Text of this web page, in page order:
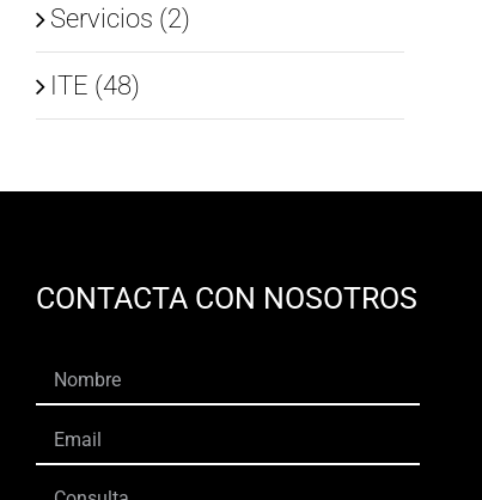
Servicios (2)
ITE (48)
CONTACTA CON NOSOTROS